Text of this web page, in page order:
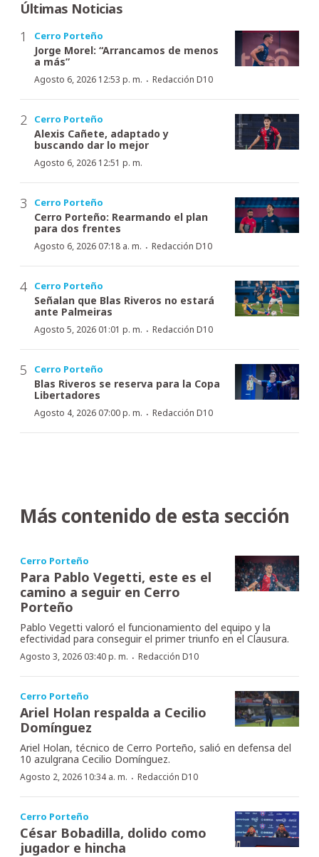
Últimas Noticias
Cerro Porteño
Jorge Morel: “Arrancamos de menos
a más”
Agosto 6, 2026 12:53 p. m. · Redacción D10
Cerro Porteño
Alexis Cañete, adaptado y
buscando dar lo mejor
Agosto 6, 2026 12:51 p. m.
Cerro Porteño
Cerro Porteño: Rearmando el plan
para dos frentes
Agosto 6, 2026 07:18 a. m. · Redacción D10
Cerro Porteño
Señalan que Blas Riveros no estará
ante Palmeiras
Agosto 5, 2026 01:01 p. m. · Redacción D10
Cerro Porteño
Blas Riveros se reserva para la Copa
Libertadores
Agosto 4, 2026 07:00 p. m. · Redacción D10
Más contenido de esta sección
Cerro Porteño
Para Pablo Vegetti, este es el
camino a seguir en Cerro
Porteño
Pablo Vegetti valoró el funcionamiento del equipo y la
efectividad para conseguir el primer triunfo en el Clausura.
Agosto 3, 2026 03:40 p. m. · Redacción D10
Cerro Porteño
Ariel Holan respalda a Cecilio
Domínguez
Ariel Holan, técnico de Cerro Porteño, salió en defensa del
10 azulgrana Cecilio Domínguez.
Agosto 2, 2026 10:34 a. m. · Redacción D10
Cerro Porteño
César Bobadilla, dolido como
jugador e hincha